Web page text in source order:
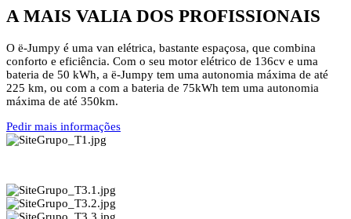
A MAIS VALIA DOS PROFISSIONAIS
O ë-Jumpy é uma van elétrica, bastante espaçosa, que combina
conforto e eficiência. Com o seu motor elétrico de 136cv e uma
bateria de 50 kWh, a ë-Jumpy tem uma autonomia máxima de até
225 km, ou com a com a bateria de 75kWh tem uma autonomia
máxima de até 350km.
Pedir mais informações